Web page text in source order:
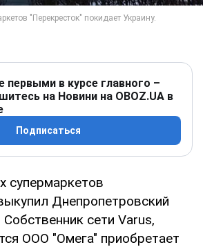
первыми в курсе главного –
на Новини на OBOZ.UA в
Подписаться
супермаркетов
Днепропетровский
сети Varus,
ООО "Омега" приобретает